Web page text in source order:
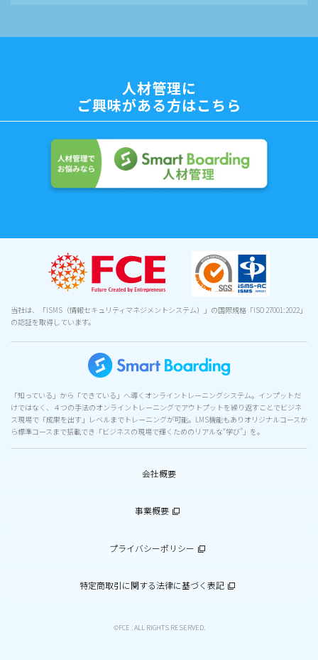
人材管理に
ご興味がある方はこちら
当社は、「ISMS（情報セキュリティマネジメントシステム）」の国際規格「ISO 27001:2022」
の認証を取得しています。
「知っている」から「できている」へ導くオンライントレーニングシステム。インプットだ
けではなく、４つの手法のオンライントレーニングでアウトプットを繰り返すことでビジネ
ス現場で「成果を出す」レベルまでトレーニングが可能。LMS機能もありオリジナルコースか
ら標準コースまで搭載でき「ビジネスの現場で輝くためのリアルな“学び”」を。
会社概要
事業概要
プライバシーポリシー
特定商取引に関する法律に基づく表記
©FCE . ALL RIGHTS RESERVED.